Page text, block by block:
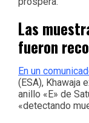
Las
fueron
En un
(ESA), Khawaja
anillo «E» de
«detectando